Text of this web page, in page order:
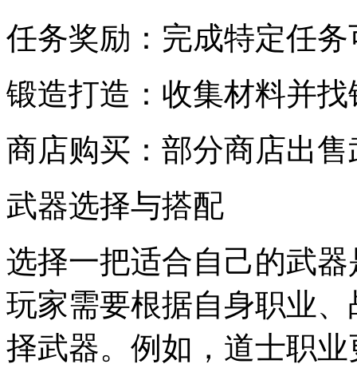
任务奖励：完成特定任
锻造打造：收集材料并
商店购买：部分商店出售
武器选择与搭配
选择一把适合自己的武
玩家需要根据自身职业
择武器。例如，道士职